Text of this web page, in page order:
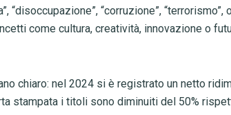
“disoccupazione”, “corruzione”,
come cultura, creatività, innovazione o
chiaro: nel 2024 si è registrato un netto
stampata i titoli sono diminuiti del 50%